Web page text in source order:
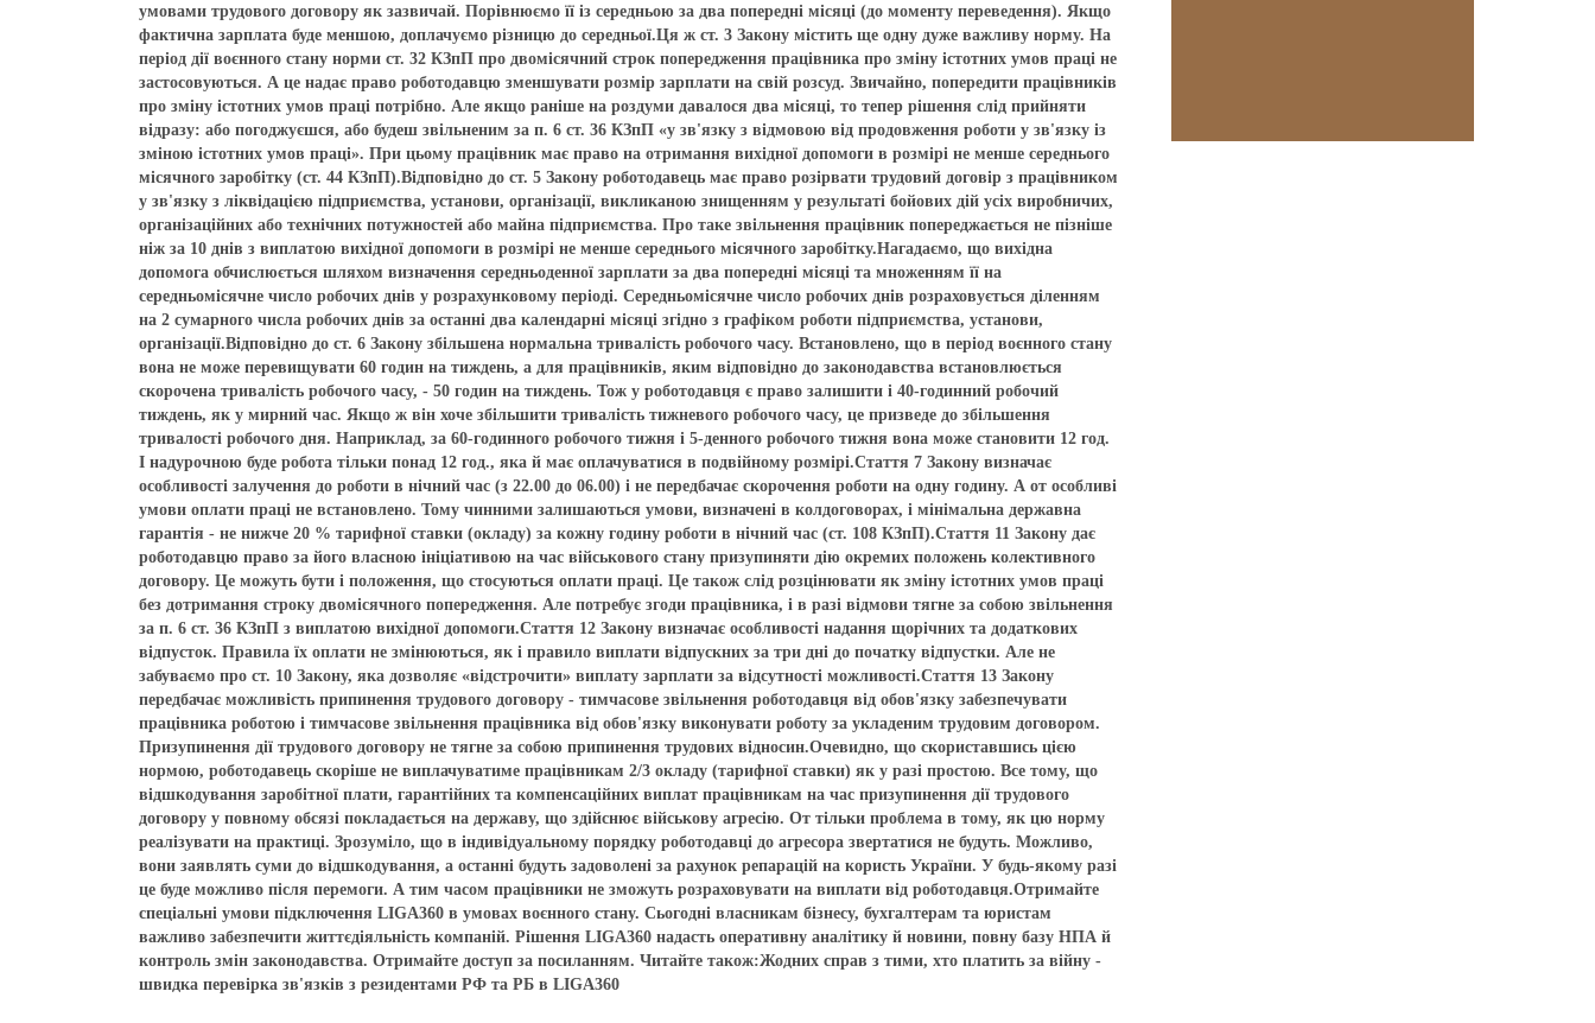
умовами трудового договору як зазвичай. Порівнюємо її із середньою за два попередні місяці (до моменту переведення). Якщо
фактична зарплата буде меншою, доплачуємо різницю до середньої.Ця ж ст. 3 Закону містить ще одну дуже важливу норму. На
період дії воєнного стану норми ст. 32 КЗпП про двомісячний строк попередження працівника про зміну істотних умов праці не
застосовуються. А це надає право роботодавцю зменшувати розмір зарплати на свій розсуд. Звичайно, попередити працівників
про зміну істотних умов праці потрібно. Але якщо раніше на роздуми давалося два місяці, то тепер рішення слід прийняти
відразу: або погоджуєшся, або будеш звільненим за п. 6 ст. 36 КЗпП «у зв'язку з відмовою від продовження роботи у зв'язку із
зміною істотних умов праці». При цьому працівник має право на отримання вихідної допомоги в розмірі не менше середнього
місячного заробітку (ст. 44 КЗпП).Відповідно до ст. 5 Закону роботодавець має право розірвати трудовий договір з працівником
у зв'язку з ліквідацією підприємства, установи, організації, викликаною знищенням у результаті бойових дій усіх виробничих,
організаційних або технічних потужностей або майна підприємства. Про таке звільнення працівник попереджається не пізніше
ніж за 10 днів з виплатою вихідної допомоги в розмірі не менше середнього місячного заробітку.Нагадаємо, що вихідна
допомога обчислюється шляхом визначення середньоденної зарплати за два попередні місяці та множенням її на
середньомісячне число робочих днів у розрахунковому періоді. Середньомісячне число робочих днів розраховується діленням
на 2 сумарного числа робочих днів за останні два календарні місяці згідно з графіком роботи підприємства, установи,
організації.Відповідно до ст. 6 Закону збільшена нормальна тривалість робочого часу. Встановлено, що в період воєнного стану
вона не може перевищувати 60 годин на тиждень, а для працівників, яким відповідно до законодавства встановлюється
скорочена тривалість робочого часу, - 50 годин на тиждень. Тож у роботодавця є право залишити і 40-годинний робочий
тиждень, як у мирний час. Якщо ж він хоче збільшити тривалість тижневого робочого часу, це призведе до збільшення
тривалості робочого дня. Наприклад, за 60-годинного робочого тижня і 5-денного робочого тижня вона може становити 12 год.
І надурочною буде робота тільки понад 12 год., яка й має оплачуватися в подвійному розмірі.Стаття 7 Закону визначає
особливості залучення до роботи в нічний час (з 22.00 до 06.00) і не передбачає скорочення роботи на одну годину. А от особливі
умови оплати праці не встановлено. Тому чинними залишаються умови, визначені в колдоговорах, і мінімальна державна
гарантія - не нижче 20 % тарифної ставки (окладу) за кожну годину роботи в нічний час (ст. 108 КЗпП).Стаття 11 Закону дає
роботодавцю право за його власною ініціативою на час військового стану призупиняти дію окремих положень колективного
договору. Це можуть бути і положення, що стосуються оплати праці. Це також слід розцінювати як зміну істотних умов праці
без дотримання строку двомісячного попередження. Але потребує згоди працівника, і в разі відмови тягне за собою звільнення
за п. 6 ст. 36 КЗпП з виплатою вихідної допомоги.Стаття 12 Закону визначає особливості надання щорічних та додаткових
відпусток. Правила їх оплати не змінюються, як і правило виплати відпускних за три дні до початку відпустки. Але не
забуваємо про ст. 10 Закону, яка дозволяє «відстрочити» виплату зарплати за відсутності можливості.Стаття 13 Закону
передбачає можливість припинення трудового договору - тимчасове звільнення роботодавця від обов'язку забезпечувати
працівника роботою і тимчасове звільнення працівника від обов'язку виконувати роботу за укладеним трудовим договором.
Призупинення дії трудового договору не тягне за собою припинення трудових відносин.Очевидно, що скориставшись цією
нормою, роботодавець скоріше не виплачуватиме працівникам 2/3 окладу (тарифної ставки) як у разі простою. Все тому, що
відшкодування заробітної плати, гарантійних та компенсаційних виплат працівникам на час призупинення дії трудового
договору у повному обсязі покладається на державу, що здійснює військову агресію. От тільки проблема в тому, як цю норму
реалізувати на практиці. Зрозуміло, що в індивідуальному порядку роботодавці до агресора звертатися не будуть. Можливо,
вони заявлять суми до відшкодування, а останні будуть задоволені за рахунок репарацій на користь України. У будь-якому разі
це буде можливо після перемоги. А тим часом працівники не зможуть розраховувати на виплати від роботодавця.Отримайте
спеціальні умови підключення LIGA360 в умовах воєнного стану. Сьогодні власникам бізнесу, бухгалтерам та юристам
важливо забезпечити життєдіяльність компаній. Рішення LIGA360 надасть оперативну аналітику й новини, повну базу НПА й
контроль змін законодавства. Отримайте доступ за посиланням. Читайте також:Жодних справ з тими, хто платить за війну -
швидка перевірка зв'язків з резидентами РФ та РБ в LIGA360